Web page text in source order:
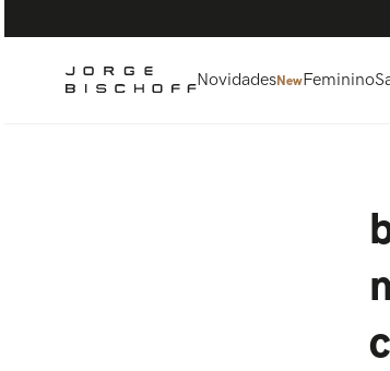
NovidadesNewFeminino
1º bolsa
scarpin